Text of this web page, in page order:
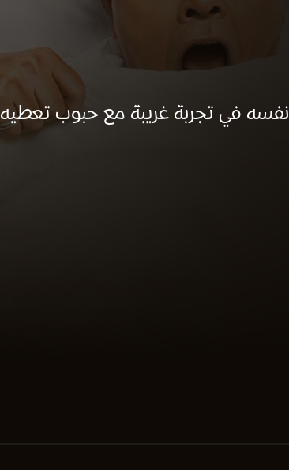
في تجربة غريبة مع حبوب تعطيه